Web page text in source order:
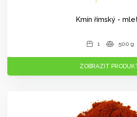
Kmín římský -
1 500 g
ZOBRAZIT